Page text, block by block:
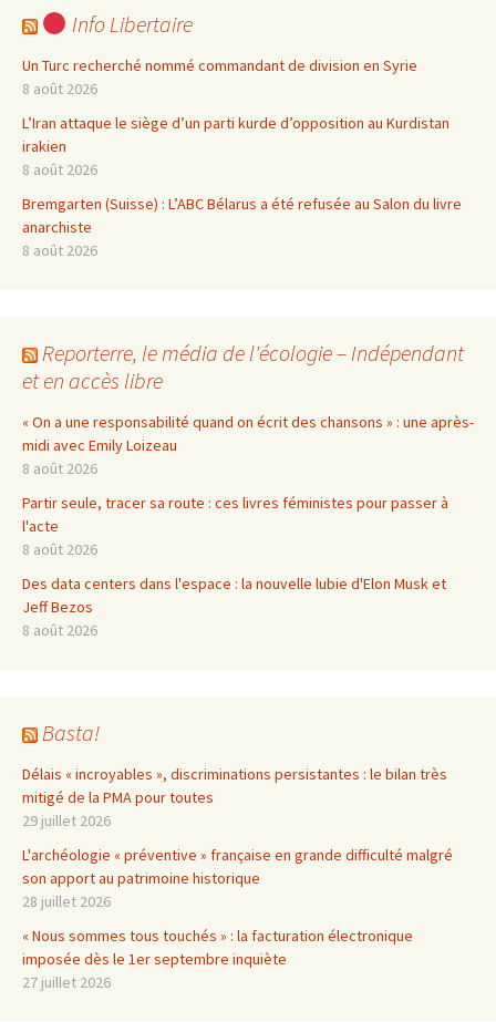
Info Libertaire
Un Turc recherché nommé commandant de division en Syrie
8 août 2026
L’Iran attaque le siège d’un parti kurde d’opposition au Kurdistan
irakien
8 août 2026
Bremgarten (Suisse) : L’ABC Bélarus a été refusée au Salon du livre
anarchiste
8 août 2026
Reporterre, le média de l'écologie – Indépendant
et en accès libre
« On a une responsabilité quand on écrit des chansons » : une après-
midi avec Emily Loizeau
8 août 2026
Partir seule, tracer sa route : ces livres féministes pour passer à
l'acte
8 août 2026
Des data centers dans l'espace : la nouvelle lubie d'Elon Musk et
Jeff Bezos
8 août 2026
Basta!
Délais « incroyables », discriminations persistantes : le bilan très
mitigé de la PMA pour toutes
29 juillet 2026
L'archéologie « préventive » française en grande difficulté malgré
son apport au patrimoine historique
28 juillet 2026
« Nous sommes tous touchés » : la facturation électronique
imposée dès le 1er septembre inquiète
27 juillet 2026